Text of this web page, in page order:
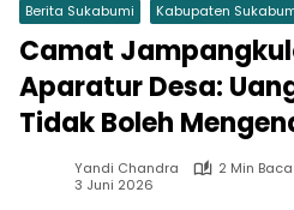
Berita Sukabumi Kabupaten
Camat
Aparatur Desa:
Tidak Boleh
Yandi Chandra
2 Min Baca
3 Juni 2026